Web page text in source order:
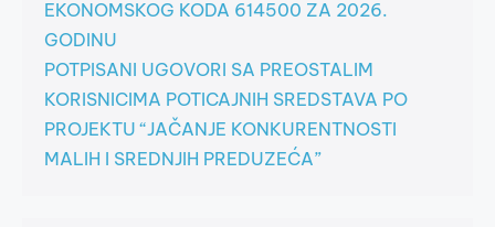
EKONOMSKOG KODA 614500 ZA 2026.
GODINU
POTPISANI UGOVORI SA PREOSTALIM
KORISNICIMA POTICAJNIH SREDSTAVA PO
PROJEKTU “JAČANJE KONKURENTNOSTI
MALIH I SREDNJIH PREDUZEĆA”